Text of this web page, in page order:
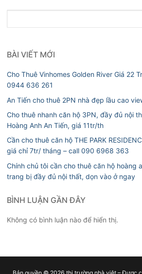
kiếm
BÀI VIẾT MỚI
Cho Thuê Vinhomes Golden River Giá 22
0944 636 261
An Tiến cho thuê 2PN nhà đẹp lầu cao
Cho thuê nhanh căn hộ 3PN, đầy đủ nội
Hoàng Anh An Tiến, giá 11tr/th
Cần cho thuê căn hộ THE PARK
giá chỉ 7tr/ tháng – call 090 6968 363
Chính chủ tôi cần cho thuê căn hộ hoàng
trang bị đầy đủ nội thất, dọn vào ở ngay
BÌNH LUẬN GẦN ĐÂY
Không có bình luận nào để hiển thị.